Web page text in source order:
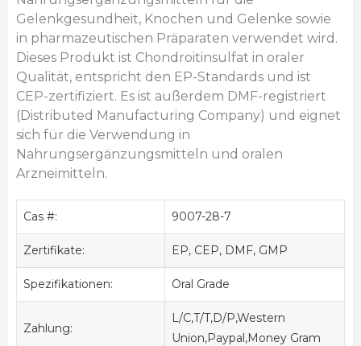
Gelenkgesundheit, Knochen und Gelenke sowie
in pharmazeutischen Präparaten verwendet wird.
Dieses Produkt ist Chondroitinsulfat in oraler
Qualität, entspricht den EP-Standards und ist
CEP-zertifiziert. Es ist außerdem DMF-registriert
(Distributed Manufacturing Company) und eignet
sich für die Verwendung in
Nahrungsergänzungsmitteln und oralen
Arzneimitteln.
Cas #: 9007-28-7
Zertifikate: EP, CEP, DMF, GMP
Spezifikationen: Oral Grade
Zahlung:
L/C,T/T,D/P,Western
Union,Paypal,Money Gram